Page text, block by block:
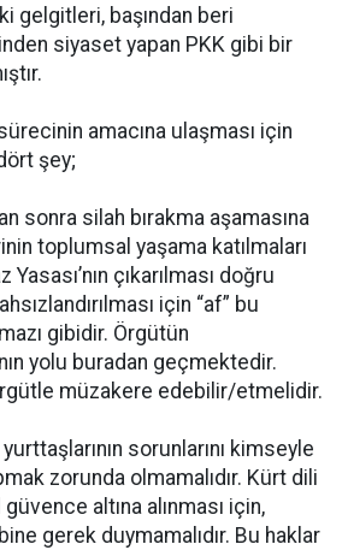
gelgitleri, başından beri
siyaset yapan PKK gibi bir
amacına ulaşması için
şey;
sonra silah bırakma aşamasına
toplumsal yaşama katılmaları
çıkarılması doğru
için “af” bu
gibidir. Örgütün
yolu buradan geçmektedir.
müzakere edebilir/etmelidir.
sorunlarını kimseyle
zorunda olmamalıdır. Kürt dili
altına alınması için,
gerek duymamalıdır. Bu haklar